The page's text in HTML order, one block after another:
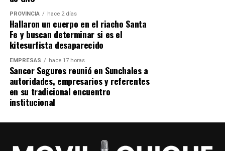
PROVINCIA hace 2 días
Hallaron un cuerpo en el riacho Santa
Fe y buscan determinar si es el
kitesurfista desaparecido
EMPRESAS hace 17 horas
Sancor Seguros reunió en Sunchales a
autoridades, empresarios y referentes
en su tradicional encuentro
institucional